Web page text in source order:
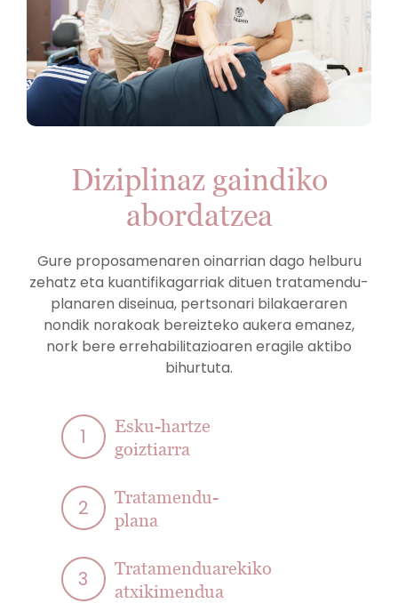
Diziplinaz gaindiko
abordatzea
Gure proposamenaren oinarrian dago helburu
zehatz eta kuantifikagarriak dituen tratamendu-
planaren diseinua, pertsonari bilakaeraren
nondik norakoak bereizteko aukera emanez,
nork bere errehabilitazioaren eragile aktibo
bihurtuta.
1
Esku-hartze
goiztiarra
2
Tratamendu-
plana
3
Tratamenduarekiko
atxikimendua